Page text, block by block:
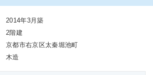
2014年3月築
2階建
京都市右京区太秦堀池町
木造